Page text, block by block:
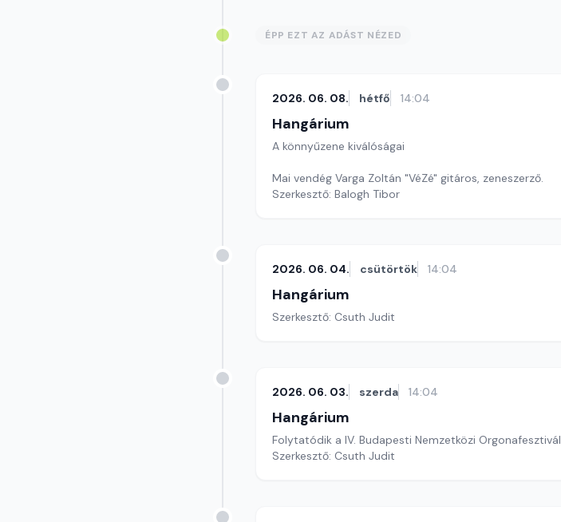
ÉPP EZT AZ ADÁST NÉZED
2026. 06. 08. hétfő 14:04
Hangárium
A könnyűzene kiválóságai
Mai vendég Varga Zoltán "VéZé" gitáros, zeneszerző.
Szerkesztő: Balogh Tibor
2026. 06. 04. csütörtök 14:04
Hangárium
Szerkesztő: Csuth Judit
2026. 06. 03. szerda 14:04
Hangárium
Folytatódik a IV. Budapesti Nemzetközi Orgonafesztivál
Szerkesztő: Csuth Judit